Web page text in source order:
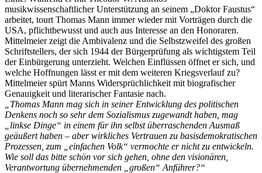
musikwissenschaftlicher Unterstützung an seinem „Doktor Faustus“
arbeitet, tourt Thomas Mann immer wieder mit Vorträgen durch die
USA, pflichtbewusst und auch aus Interesse an den Honoraren.
Mittelmeier zeigt die Ambivalenz und die Selbstzweifel des großen
Schriftstellers, der sich 1944 der Bürgerprüfung als wichtigstem Teil
der Einbürgerung unterzieht. Welchen Einflüssen öffnet er sich, und
welche Hoffnungen lässt er mit dem weiteren Kriegsverlauf zu?
Mittelmeier spürt Manns Widersprüchlichkeit mit biografischer
Genauigkeit und literarischer Fantasie nach.
„Thomas Mann mag sich in seiner Entwicklung des politischen
Denkens noch so sehr dem Sozialismus zugewandt haben, mag
„linkse Dinge“ in einem für ihn selbst überraschenden Ausmaß
geäußert haben – aber wirkliches Vertrauen zu basisdemokratischen
Prozessen, zum „einfachen Volk“ vermochte er nicht zu entwickeln.
Wie soll das bitte schön vor sich gehen, ohne den visionären,
Verantwortung übernehmenden „großen“ Anführer?“